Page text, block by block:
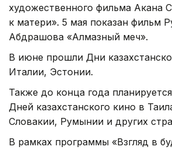
художественного фильма Акана
к матери». 5 мая показан фильм
Абдрашова «Алмазный меч».
В июне прошли Дни
Италии, Эстонии.
Также до конца года
Дней казахстанского кино в
Словакии, Румынии и других
В рамках программы «Взгляд в